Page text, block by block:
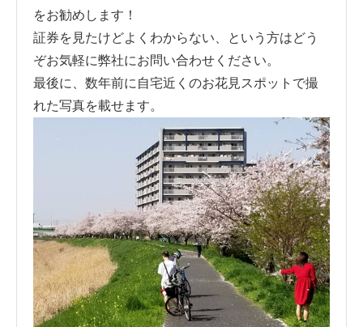
をお勧めします！
証券を見たけどよくわからない、という方はどう
ぞお気軽に弊社にお問い合わせください。
最後に、数年前に自宅近くのお花見スポットで撮
れた写真を載せます。